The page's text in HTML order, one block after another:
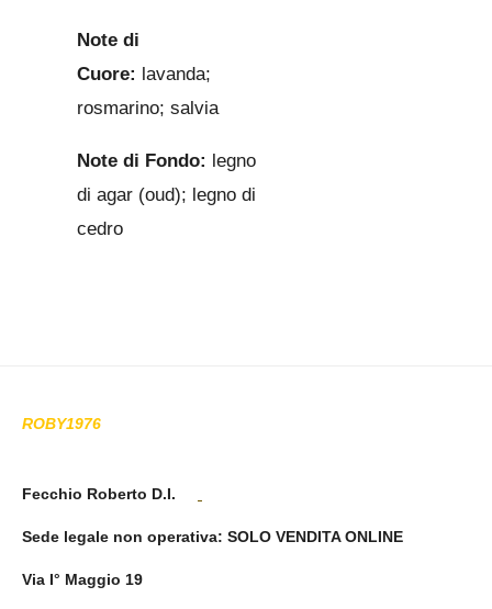
Note di
Cuore: lavanda;
rosmarino; salvia
Note di Fondo: legno
di agar (oud); legno di
cedro
ROBY1976
Fecchio Roberto D.I.
Sede legale non operativa: SOLO VENDITA ONLINE
Via I° Maggio 19